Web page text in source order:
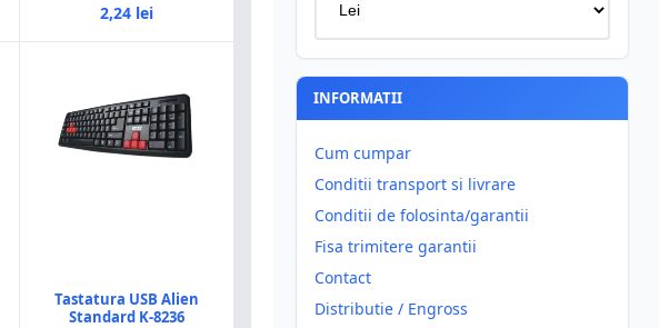
2,24 lei
Tastatura USB Alien
Standard K-8236
INFORMATII
Cum cumpar
Conditii transport si livrare
Conditii de folosinta/garantii
Fisa trimitere garantii
Contact
Distributie / Engross